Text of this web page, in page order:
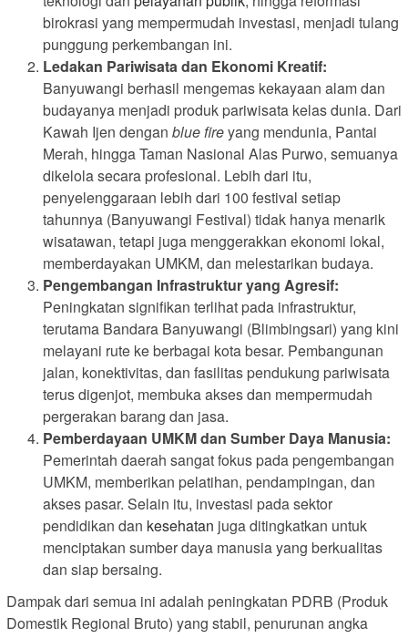
birokrasi yang mempermudah investasi, menjadi tulang
punggung perkembangan ini.
Ledakan Pariwisata dan Ekonomi Kreatif:
Banyuwangi berhasil mengemas kekayaan alam dan
budayanya menjadi produk pariwisata kelas dunia. Dari
Kawah Ijen dengan blue fireyang mendunia, Pantai
Merah, hingga Taman Nasional Alas Purwo, semuanya
dikelola secara profesional. Lebih dari itu,
penyelenggaraan lebih dari 100 festival setiap
tahunnya (Banyuwangi Festival) tidak hanya menarik
wisatawan, tetapi juga menggerakkan ekonomi lokal,
memberdayakan UMKM, dan melestarikan budaya.
Pengembangan Infrastruktur yang Agresif:
Peningkatan signifikan terlihat pada infrastruktur,
terutama Bandara Banyuwangi (Blimbingsari) yang kini
melayani rute ke berbagai kota besar. Pembangunan
jalan, konektivitas, dan fasilitas pendukung pariwisata
terus digenjot, membuka akses dan mempermudah
pergerakan barang dan jasa.
Pemberdayaan UMKM dan Sumber Daya Manusia:
Pemerintah daerah sangat fokus pada pengembangan
UMKM, memberikan pelatihan, pendampingan, dan
akses pasar. Selain itu, investasi pada sektor
pendidikan dan kesehatan juga ditingkatkan untuk
menciptakan sumber daya manusia yang berkualitas
dan siap bersaing.
Dampak dari semua ini adalah peningkatan PDRB (Produk
Domestik Regional Bruto) yang stabil, penurunan angka